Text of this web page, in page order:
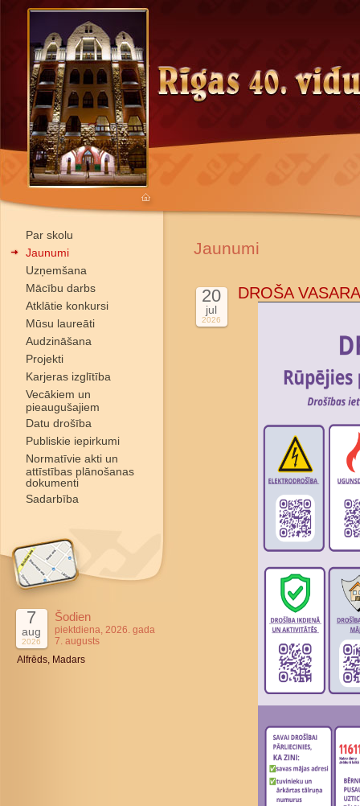
Par skolu
Jaunumi
Uzņemšana
Mācību darbs
Atklātie konkursi
Mūsu laureāti
Audzināšana
Projekti
Karjeras izglītība
Vecākiem un
pieaugušajiem
Datu drošība
Publiskie iepirkumi
Normatīvie akti un
attīstības plānošanas
dokumenti
Sadarbība
7
aug
2026
Šodien
piektdiena, 2026. gada
7. augusts
Alfrēds, Madars
Jaunumi
20
jul
2026
DROŠA